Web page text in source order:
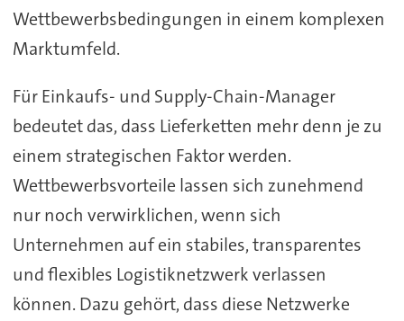
Wettbewerbsbedingungen in einem komplexen
Marktumfeld.
Für Einkaufs- und Supply-Chain-Manager
bedeutet das, dass Lieferketten mehr denn je zu
einem strategischen Faktor werden.
Wettbewerbsvorteile lassen sich zunehmend
nur noch verwirklichen, wenn sich
Unternehmen auf ein stabiles, transparentes
und flexibles Logistiknetzwerk verlassen
können. Dazu gehört, dass diese Netzwerke